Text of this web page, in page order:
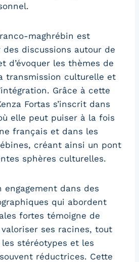
maghrébin est
discussions autour de
d’évoquer les thèmes de
transmission culturelle et
Grâce à cette
Fortas s’inscrit dans
elle peut puiser à la fois
français et dans les
créant ainsi un pont
sphères culturelles.
engagement dans des
qui abordent
fortes témoigne de
ses racines, tout
stéréotypes et les
réductrices. Cette